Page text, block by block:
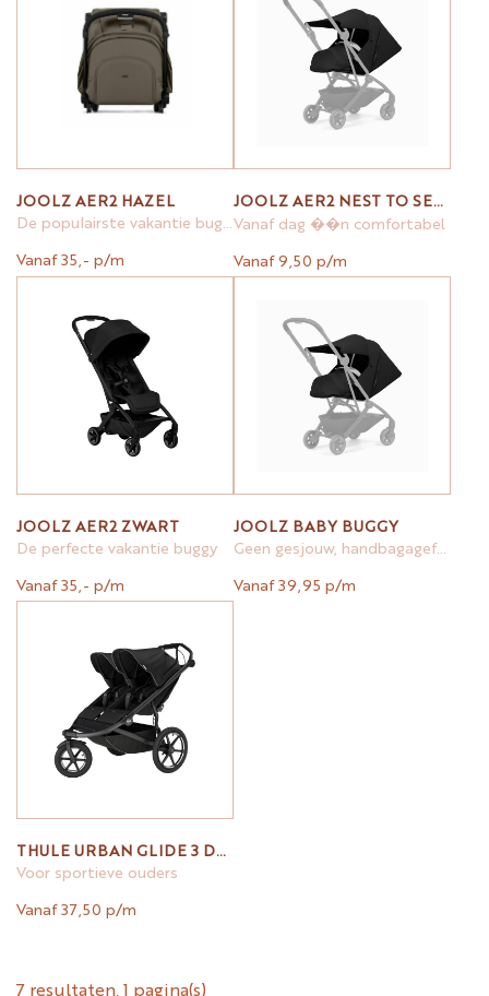
JOOLZ AER2 HAZEL
De populairste vakantie buggy
Vanaf 35,- p/m
JOOLZ AER2 NEST TO SEAT
Vanaf dag ��n comfortabel
Vanaf 9,50 p/m
JOOLZ AER2 ZWART
De perfecte vakantie buggy
Vanaf 35,- p/m
JOOLZ BABY BUGGY
Geen gesjouw, handbagageformaat
Vanaf 39,95 p/m
THULE URBAN GLIDE 3 DOUBLE ~ BLACK
Voor sportieve ouders
Vanaf 37,50 p/m
7 resultaten, 1 pagina(s)